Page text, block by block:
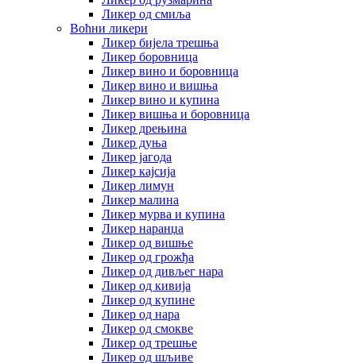
Ликер од смиља
Воћни ликери
Ликер бијела трешња
Ликер боровница
Ликер вино и боровница
Ликер вино и вишња
Ликер вино и купина
Ликер вишња и боровница
Ликер дрењина
Ликер дуња
Ликер јагода
Ликер кајсија
Ликер лимун
Ликер малина
Ликер мурва и купина
Ликер наранџа
Ликер од вишње
Ликер од грожђа
Ликер од дивљег нара
Ликер од кивија
Ликер од купине
Ликер од нара
Ликер од смокве
Ликер од трешње
Ликер од шљиве